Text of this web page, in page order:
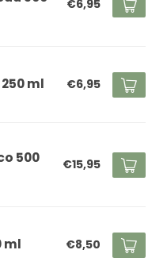
€6,95
ml €6,95
500 €15,95
ml €8,50